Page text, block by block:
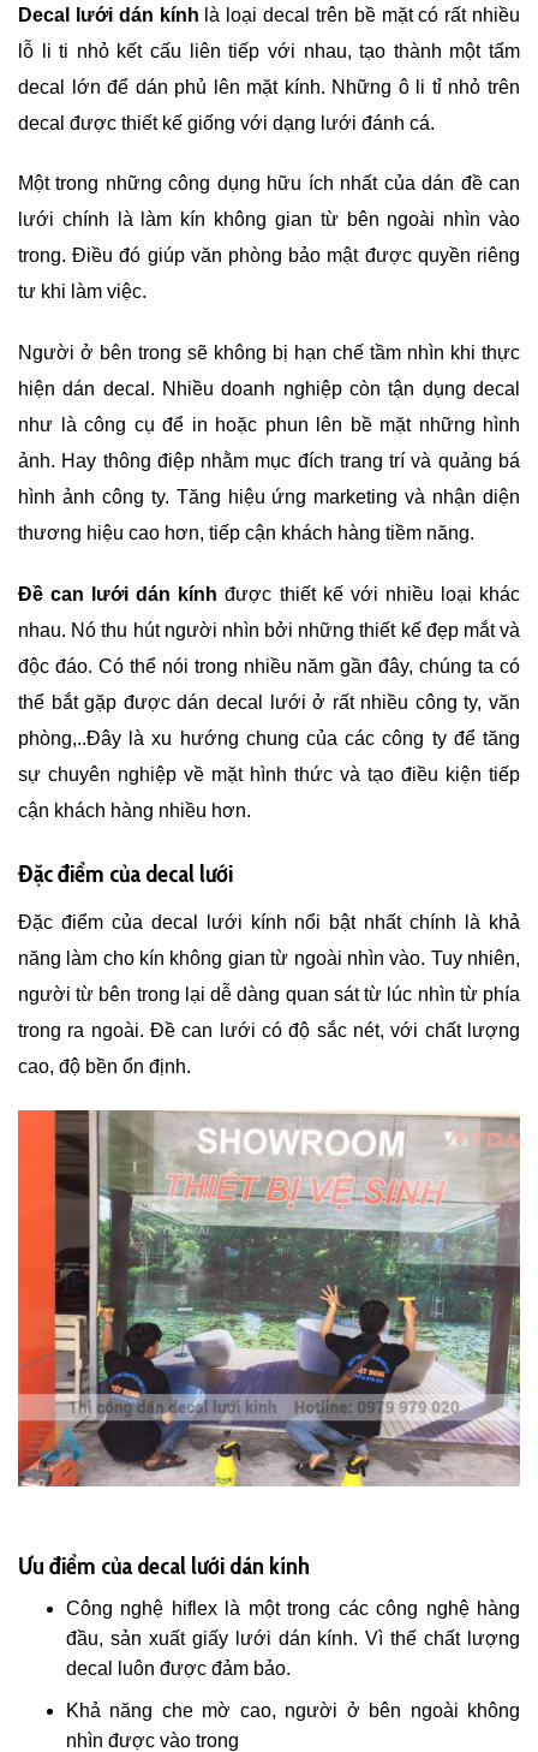
Decal lưới dán kính là loại decal trên bề mặt có rất nhiều
lỗ li ti nhỏ kết cấu liên tiếp với nhau, tạo thành một tấm
decal lớn để dán phủ lên mặt kính. Những ô li tỉ nhỏ trên
decal được thiết kế giống với dạng lưới đánh cá.
Một trong những công dụng hữu ích nhất của dán đề can
lưới chính là làm kín không gian từ bên ngoài nhìn vào
trong. Điều đó giúp văn phòng bảo mật được quyền riêng
tư khi làm việc.
Người ở bên trong sẽ không bị hạn chế tầm nhìn khi thực
hiện dán decal. Nhiều doanh nghiệp còn tận dụng decal
như là công cụ để in hoặc phun lên bề mặt những hình
ảnh. Hay thông điệp nhằm mục đích trang trí và quảng bá
hình ảnh công ty. Tăng hiệu ứng marketing và nhận diện
thương hiệu cao hơn, tiếp cận khách hàng tiềm năng.
Đề can lưới dán kính được thiết kế với nhiều loại khác
nhau. Nó thu hút người nhìn bởi những thiết kế đẹp mắt và
độc đáo. Có thể nói trong nhiều năm gần đây, chúng ta có
thể bắt gặp được dán decal lưới ở rất nhiều công ty, văn
phòng,..Đây là xu hướng chung của các công ty để tăng
sự chuyên nghiệp về mặt hình thức và tạo điều kiện tiếp
cận khách hàng nhiều hơn.
Đặc điểm của decal lưới
Đặc điểm của decal lưới kính nổi bật nhất chính là khả
năng làm cho kín không gian từ ngoài nhìn vào. Tuy nhiên,
người từ bên trong lại dễ dàng quan sát từ lúc nhìn từ phía
trong ra ngoài. Đề can lưới có độ sắc nét, với chất lượng
cao, độ bền ổn định.
Ưu điểm của decal lưới dán kính
Công nghệ hiflex là một trong các công nghệ hàng
đầu, sản xuất giấy lưới dán kính. Vì thế chất lượng
decal luôn được đảm bảo.
Khả năng che mờ cao, người ở bên ngoài không
nhìn được vào trong